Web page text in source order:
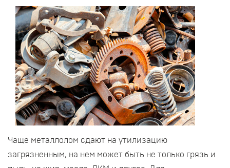
Чаще металлолом сдают на утилизацию
загрязненным, на нем может быть не только грязь и